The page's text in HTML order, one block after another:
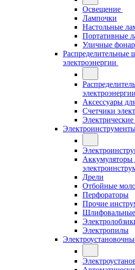
Освещение
Лампочки
Настольные
Портативные
Уличные
Распределительные
электроэнергии
электроэнергии
Аксессуары
Счетчики
Аккумуляторы
Дрели
Отбойные
Перфораторы
Прочие
Электропилы